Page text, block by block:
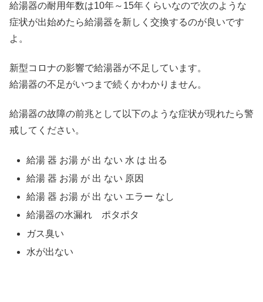
給湯器の耐用年数は10年～15年くらいなので次のような
症状が出始めたら給湯器を新しく交換するのが良いです
よ。
新型コロナの影響で給湯器が不足しています。
給湯器の不足がいつまで続くかわかりません。
給湯器の故障の前兆として以下のような症状が現れたら警
戒してください。
給湯 器 お湯 が 出 ない 水 は 出る
給湯 器 お湯 が 出 ない 原因
給湯 器 お湯 が 出 ない エラー なし
給湯器の水漏れ ポタポタ
ガス臭い
水が出ない